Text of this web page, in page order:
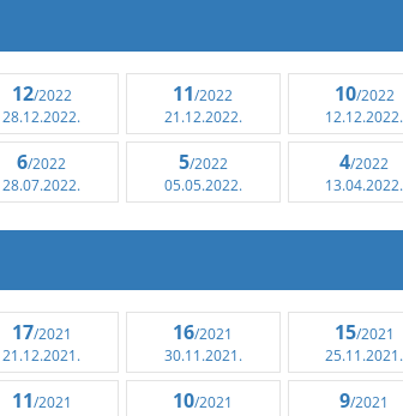
12/2022
28.12.2022.
11/2022
21.12.2022.
10/2022
12.12.2022.
6/2022
28.07.2022.
5/2022
05.05.2022.
4/2022
13.04.2022.
17/2021
21.12.2021.
16/2021
30.11.2021.
15/2021
25.11.2021.
11/2021
10/2021
9/2021